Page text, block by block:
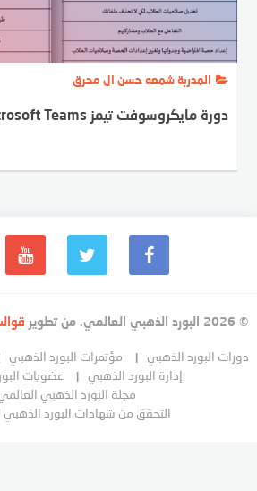
المدربة شمعه حسن ال محرق
دورة مايكروسوفت تيمز Microsoft Teams
© 2026 البورد الذهبي العالمي. من تطوير
دورات البورد الذهبي مؤتمرات البورد الذهبي
إدارة البورد الذهبي
عضويات
مجلة البورد الذهبي
التحقق من شهادات البورد الذهبي